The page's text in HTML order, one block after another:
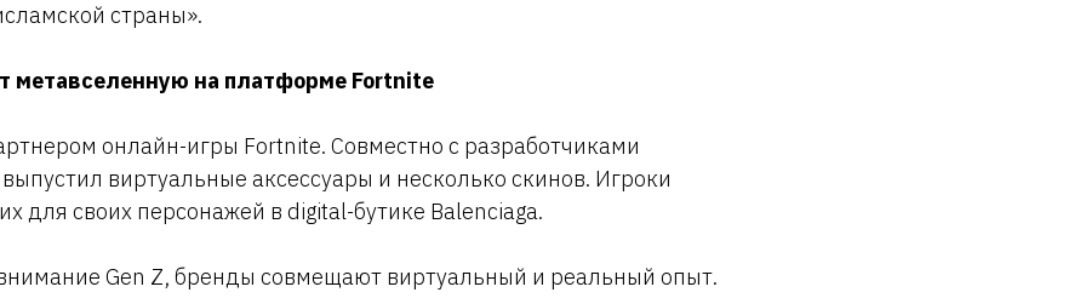
страны».
метавселенную на платформе Fortnite
онлайн-игры Fortnite. Совместно с разработчиками
виртуальные аксессуары и несколько скинов. Игроки
для своих персонажей в digital-бутике Balenciaga.
Gen Z, бренды совмещают виртуальный и реальный опыт.